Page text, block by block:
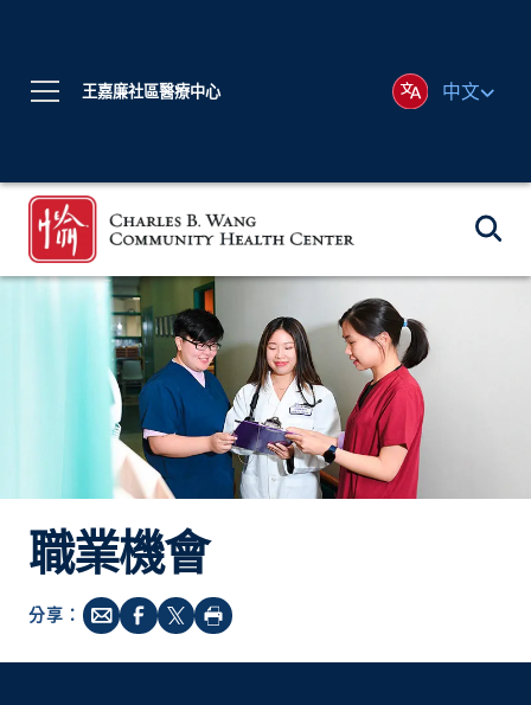
王嘉廉社區醫療中心 中文
職業機會
分享：